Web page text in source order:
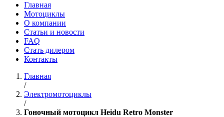
Главная
Мотоциклы
О компании
Статьи и новости
FAQ
Стать дилером
Контакты
Главная
/
Электромотоциклы
/
Гоночный мотоцикл Heidu Retro Monster